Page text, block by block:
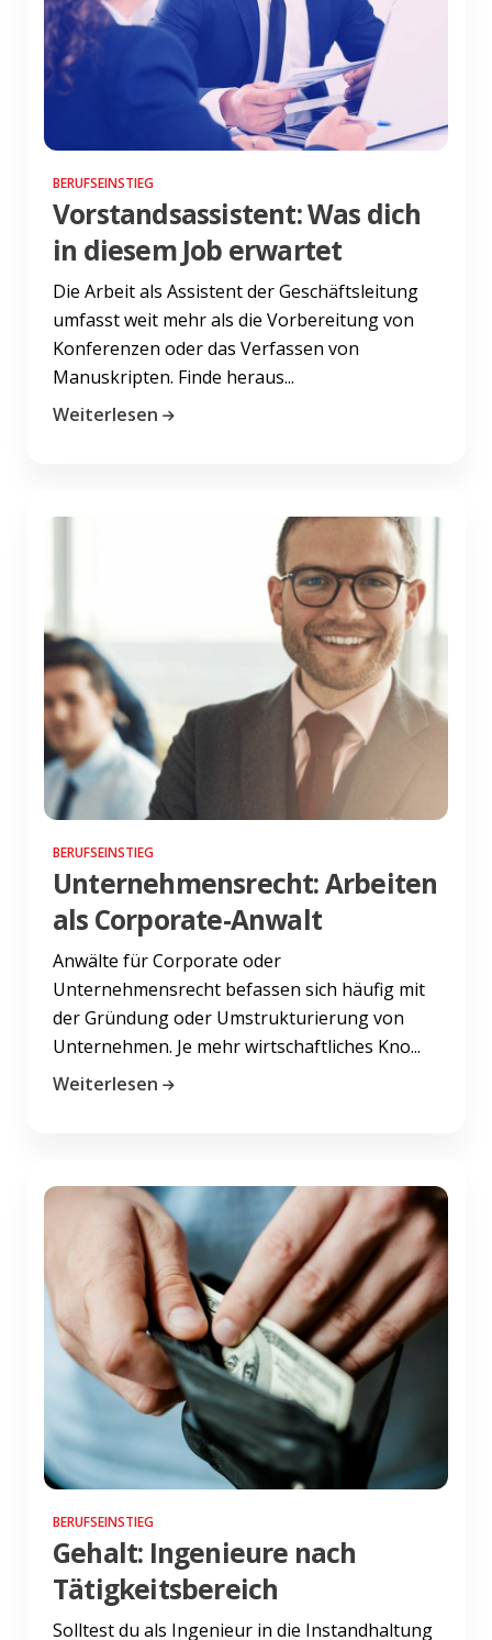
BERUFSEINSTIEG
Vorstandsassistent: Was dich
in diesem Job erwartet
Die Arbeit als Assistent der Geschäftsleitung
umfasst weit mehr als die Vorbereitung von
Konferenzen oder das Verfassen von
Manuskripten. Finde heraus...
Weiterlesen
BERUFSEINSTIEG
Unternehmensrecht: Arbeiten
als Corporate-Anwalt
Anwälte für Corporate oder
Unternehmensrecht befassen sich häufig mit
der Gründung oder Umstrukturierung von
Unternehmen. Je mehr wirtschaftliches Kno...
Weiterlesen
BERUFSEINSTIEG
Gehalt: Ingenieure nach
Tätigkeitsbereich
Solltest du als Ingenieur in die Instandhaltung